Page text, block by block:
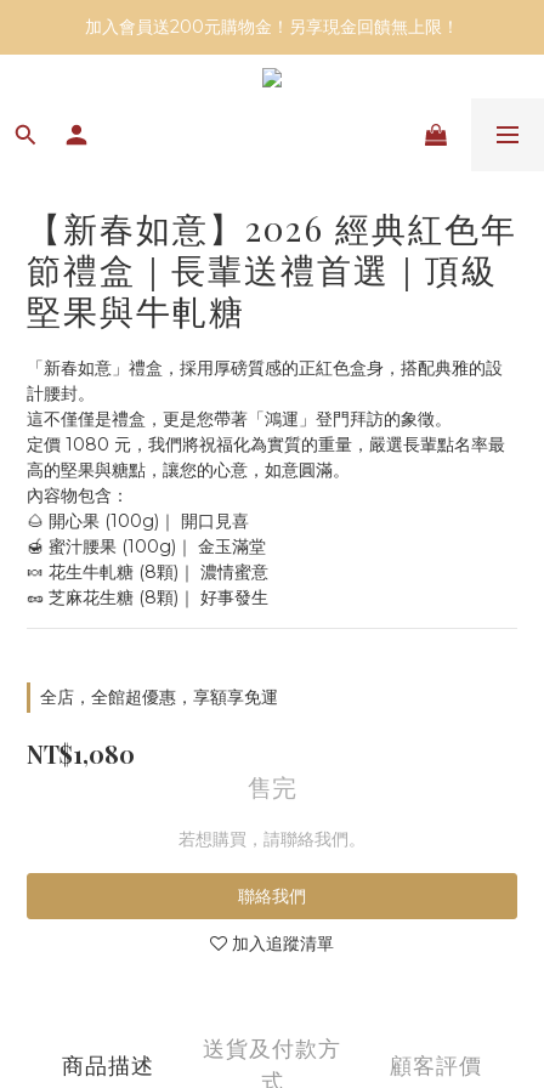
加入會員送200元購物金！另享現金回饋無上限！
【新春如意】2026 經典紅色年
節禮盒｜長輩送禮首選｜頂級
堅果與牛軋糖
「新春如意」禮盒，採用厚磅質感的正紅色盒身，搭配典雅的設
計腰封。
這不僅僅是禮盒，更是您帶著「鴻運」登門拜訪的象徵。
定價 1080 元，我們將祝福化為實質的重量，嚴選長輩點名率最
高的堅果與糖點，讓您的心意，如意圓滿。
內容物包含：
🌰 開心果 (100g)｜ 開口見喜
🍯 蜜汁腰果 (100g)｜ 金玉滿堂
🍬 花生牛軋糖 (8顆)｜ 濃情蜜意
🥜 芝麻花生糖 (8顆)｜ 好事發生
全店，全館超優惠，享額享免運
NT$1,080
售完
若想購買，請聯絡我們。
聯絡我們
加入追蹤清單
商品描述
送貨及付款方
式
顧客評價